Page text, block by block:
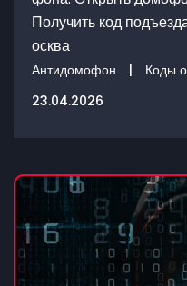
Получить код
осква
Антидомофон | Коды
23.04.2026